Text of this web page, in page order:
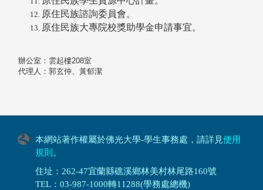
原住民族諮詢委員會。
原住民族大專院校獎助學金申請事宜。
辦公室：雲起樓208室
代理人：郭玄仲、黃郁潔
本網站著作權屬於佛光大學-學生事務處，請詳見使用
規則 。
住址：262-47宜蘭縣礁溪鄉林美村林尾路160號
TEL：03-987-1000轉11288(學務處總機)